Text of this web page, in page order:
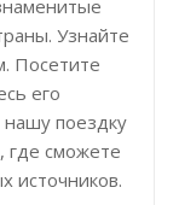
Узнайте
Посетите
его
поездку
где сможете
источников.